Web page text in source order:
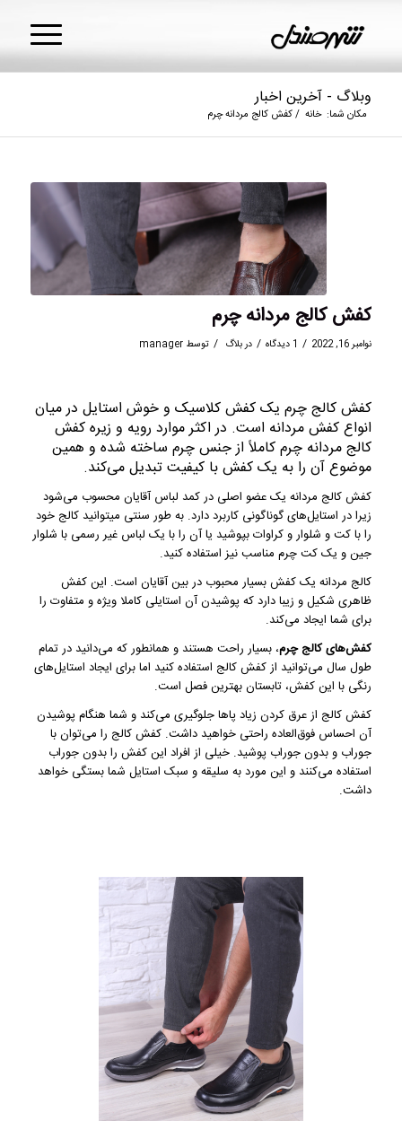
وبلاگ - آخرین اخبار
مکان شما: خانه /کفش کالج مردانه چرم
کفش کالج مردانه چرم
نوامبر 16, 2022 / 1 دیدگاه / دربلاگ / توسط manager
کفش کالج چرمیک کفش کلاسیک و خوش استایل در میان
انواع کفش مردانه است. در اکثر موارد رویه و زیره کفش
کالج مردانه چرم کاملاً از جنس چرم ساخته شده و همین
موضوع آن را به یک کفش با کیفیت تبدیل می‌کند.
کفش کالج مردانه یک عضو اصلی در کمد لباس آقایان محسوب می‌شود
زیرا در استایل‌های گوناگونی کاربرد دارد. به طور سنتی میتوانید کالج خود
را با کت و شلوار و کراوات بپوشید یا آن را با یک لباس غیر رسمی با شلوار
جین و یک کت چرم مناسب نیز استفاده کنید.
کالج مردانه یک کفش بسیار محبوب در بین آقایان است. این کفش
ظاهری شکیل و زیبا دارد که پوشیدن آن استایلی کاملا ویژه و متفاوت را
برای شما ایجاد می‌کند.
کفش‌های کالج چرم، بسیار راحت هستند و همانطور که می‌دانید در تمام
طول سال می‌توانید از کفش کالج استفاده کنید اما برای ایجاد استایل‌های
رنگی با این کفش، تابستان بهترین فصل است.
کفش کالج از عرق کردن زیاد پاها جلوگیری می‌کند و شما هنگام پوشیدن
آن احساس فوق‌العاده راحتی خواهید داشت. کفش کالج را می‌توان با
جوراب و بدون جوراب پوشید. خیلی از افراد این کفش را بدون جوراب
استفاده می‌کنند و این مورد به سلیقه و سبک استایل شما بستگی خواهد
داشت.